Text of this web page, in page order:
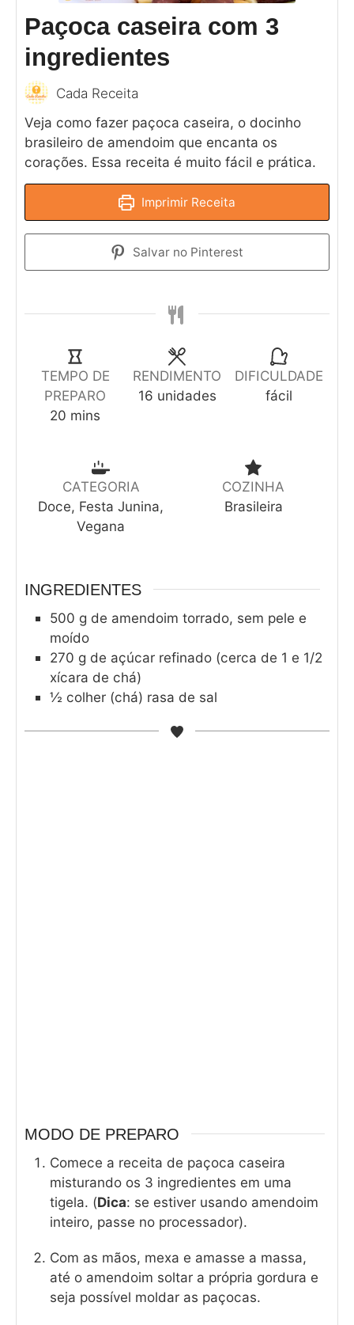
Paçoca caseira com 3
ingredientes
Cada Receita
Veja como fazer paçoca caseira, o docinho
brasileiro de amendoim que encanta os
corações. Essa receita é muito fácil e prática.
Imprimir Receita
Salvar no Pinterest
TEMPO DE
PREPARO
20 mins
RENDIMENTO
16 unidades
DIFICULDADE
fácil
CATEGORIA
Doce, Festa Junina,
Vegana
COZINHA
Brasileira
INGREDIENTES
500 g de amendoim torrado, sem pele e
moído
270 g de açúcar refinado (cerca de 1 e 1/2
xícara de chá)
½ colher (chá) rasa de sal
MODO DE PREPARO
Comece a receita de paçoca caseira
misturando os 3 ingredientes em uma
tigela. (Dica: se estiver usando amendoim
inteiro, passe no processador).
Com as mãos, mexa e amasse a massa,
até o amendoim soltar a própria gordura e
seja possível moldar as paçocas.